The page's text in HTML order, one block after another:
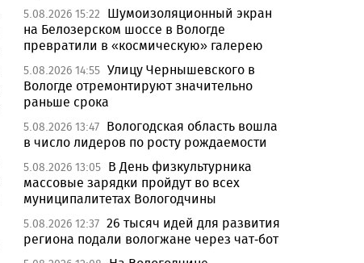
5.08.2026 15:22
Шумоизоляционный экран
на Белозерском шоссе в Вологде
превратили в «космическую» галерею
5.08.2026 14:55 Улицу Чернышевского в
Вологде отремонтируют значительно
раньше срока
5.08.2026 13:47 Вологодская область вошла
в число лидеров по росту рождаемости
5.08.2026 13:05 В День физкультурника
массовые зарядки пройдут во всех
муниципалитетах Вологодчины
5.08.2026 12:37 26 тысяч идей для развития
региона подали вологжане через чат-бот